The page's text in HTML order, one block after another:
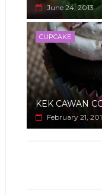
June 24, 2013
CUPCAKE
KEK CAWAN
February 21,